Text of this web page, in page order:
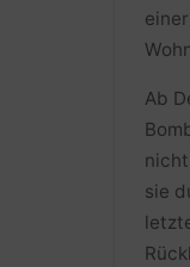
Ab
sie